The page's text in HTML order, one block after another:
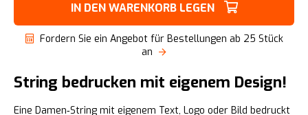
IN DEN WARENKORB LEGEN
Fordern Sie ein Angebot für Bestellungen ab 25 Stück
an
String bedrucken mit eigenem Design!
Eine Damen‑String mit eigenem Text, Logo oder Bild bedruckt